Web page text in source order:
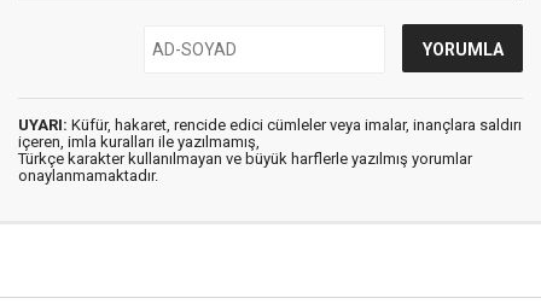
UYARI: Küfür, hakaret, rencide edici cümleler veya imalar, inançlara saldırı
içeren, imla kuralları ile yazılmamış,
Türkçe karakter kullanılmayan ve büyük harflerle yazılmış yorumlar
onaylanmamaktadır.